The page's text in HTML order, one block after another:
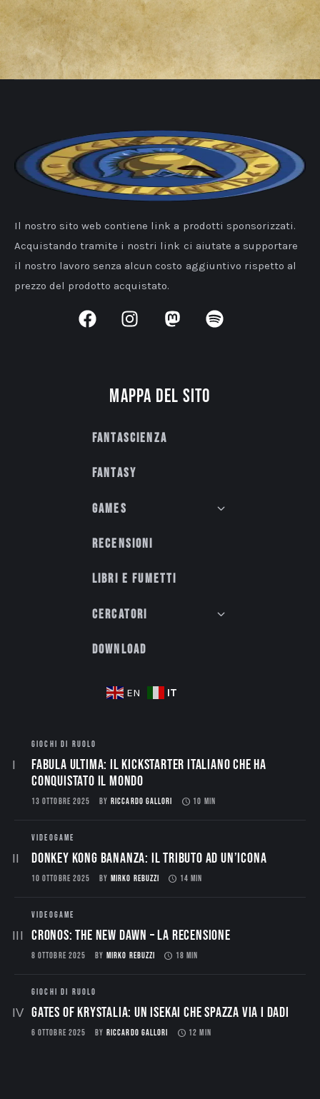
Il nostro sito web contiene link a prodotti sponsorizzati.
Acquistando tramite i nostri link ci aiutate a supportare
il nostro lavoro senza alcun costo aggiuntivo rispetto al
prezzo del prodotto acquistato.
Mappa del sito
Fantascienza
Fantasy
Games
Recensioni
Libri e fumetti
Cercatori
Download
EN IT
GIOCHI DI RUOLO
Fabula Ultima: il Kickstarter italiano che ha
conquistato il mondo
13 OTTOBRE 2025 BY RICCARDO GALLORI 10 MIN
VIDEOGAME
Donkey Kong Bananza: Il Tributo ad un’Icona
10 OTTOBRE 2025 BY MIRKO REBUZZI 14 MIN
VIDEOGAME
CRONOS: THE NEW DAWN – La Recensione
8 OTTOBRE 2025 BY MIRKO REBUZZI 18 MIN
GIOCHI DI RUOLO
Gates of Krystalia: Un Isekai che spazza via i dadi
6 OTTOBRE 2025 BY RICCARDO GALLORI 12 MIN